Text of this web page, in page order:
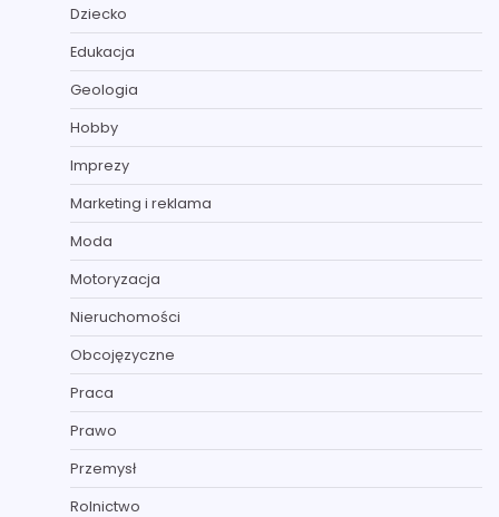
Dziecko
Edukacja
Geologia
Hobby
Imprezy
Marketing i reklama
Moda
Motoryzacja
Nieruchomości
Obcojęzyczne
Praca
Prawo
Przemysł
Rolnictwo